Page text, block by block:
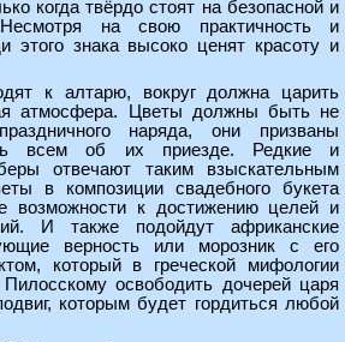
когда твёрдо стоят на безопасной и
на свою практичность и
этого знака высоко ценят красоту и
к алтарю, вокруг должна царить
атмосфера. Цветы должны быть не
наряда, они призваны
всем об их приезде. Редкие и
отвечают таким взыскательным
в композиции свадебного букета
возможности к достижению целей и
И также подойдут африканские
верность или морозник с его
который в греческой мифологии
освободить дочерей царя
которым будет гордиться любой